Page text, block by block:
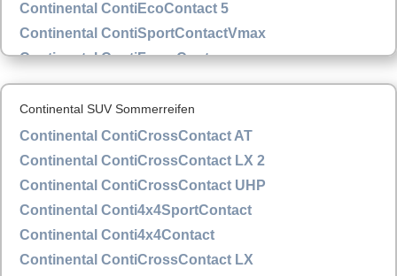
Continental ContiEcoContact 5
Continental ContiSportContactVmax
Continental ContiForceContac
Continental SUV Sommerreifen
Continental ContiCrossContact AT
Continental ContiCrossContact LX 2
Continental ContiCrossContact UHP
Continental Conti4x4SportContact
Continental Conti4x4Contact
Continental ContiCrossContact LX